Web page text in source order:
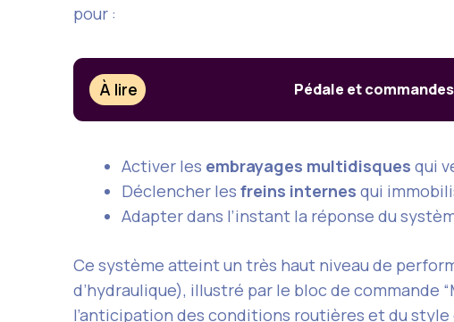
pour :
À lire Pédale et
Activer les embrayages multidisques qui
Déclencher les freins internes qui
Adapter dans l’instant la réponse du
Ce système atteint un très haut niveau de
d’hydraulique), illustré par le bloc de commande
l’anticipation des conditions routières et du